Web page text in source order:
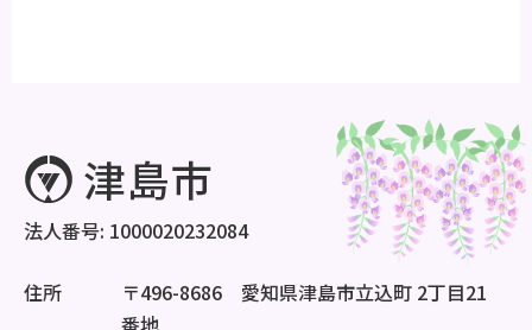
法人番号: 1000020232084
住所
〒496-8686 愛知県津島市立込町 2丁目21
番地